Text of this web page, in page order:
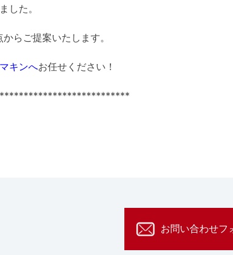
した。
らご提案いたします。
キンへお任せください！
お問い合わせフ